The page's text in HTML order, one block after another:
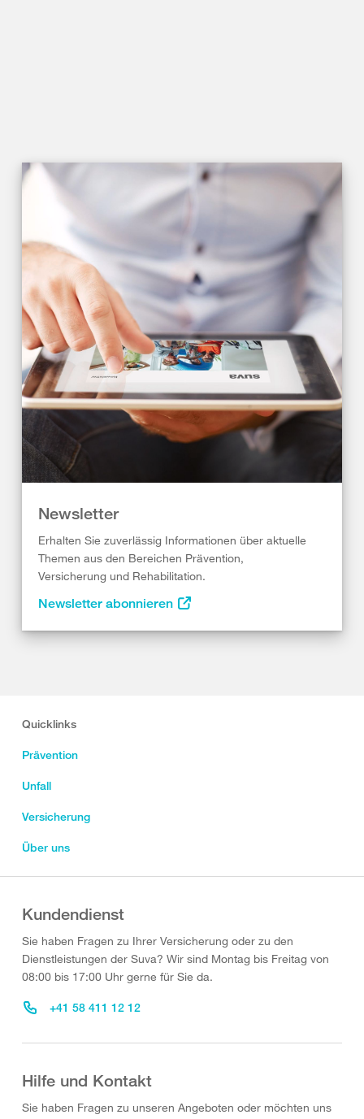
Newsletter
Erhalten Sie zuverlässig Informationen über aktuelle
Themen aus den Bereichen Prävention,
Versicherung und Rehabilitation.
Newsletter abonnieren
Quicklinks
Prävention
Unfall
Versicherung
Über uns
Kundendienst
Sie haben Fragen zu Ihrer Versicherung oder zu den
Dienstleistungen der Suva? Wir sind Montag bis Freitag von
08:00 bis 17:00 Uhr gerne für Sie da.
+41 58 411 12 12
Hilfe und Kontakt
Sie haben Fragen zu unseren Angeboten oder möchten uns